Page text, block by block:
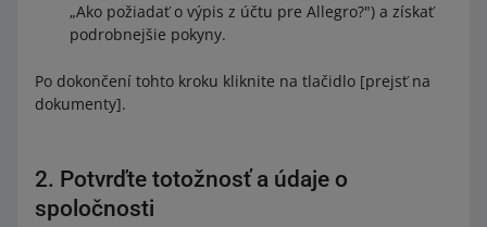
„Ako požiadať o výpis z účtu pre Allegro?") a získať
podrobnejšie pokyny.
Po dokončení tohto kroku kliknite na tlačidlo [prejsť na
dokumenty].
2. Potvrďte totožnosť a údaje o
spoločnosti